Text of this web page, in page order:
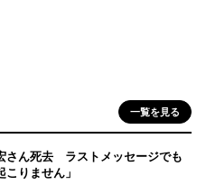
一覧を見る
さん死去 ラストメッセージでも
りません」